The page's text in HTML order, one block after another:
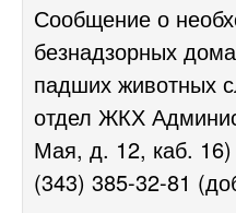
Сообщение о
безнадзорных
падших животных
отдел ЖКХ
Мая, д. 12, каб.
(343) 385-32-81